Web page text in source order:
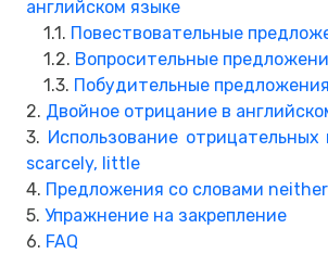
английском языке
1.1. Повествовательные
1.2. Вопросительные
1.3. Побудительные предложения
2. Двойное отрицание в
3. Использование
scarcely, little
4. Предложения со словами
5. Упражнение на закрепление
6. FAQ